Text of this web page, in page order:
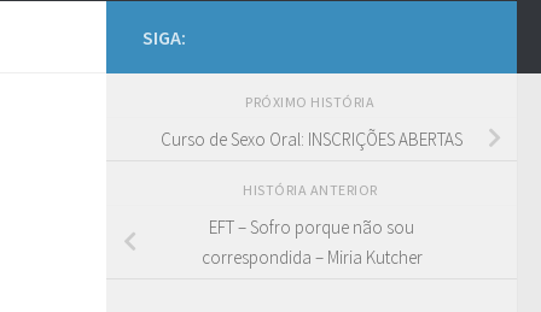
SIGA:
PRÓXIMO HISTÓRIA
Curso de Sexo Oral: INSCRIÇÕES ABERTAS
HISTÓRIA ANTERIOR
EFT – Sofro porque não sou
correspondida – Miria Kutcher